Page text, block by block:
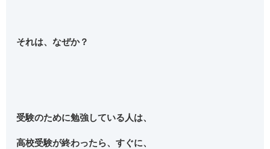
それは、なぜか？
受験のために勉強している人は、
高校受験が終わったら、すぐに、